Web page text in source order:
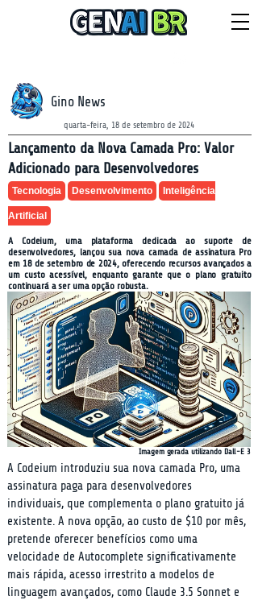
Gino News
quarta-feira, 18 de setembro de 2024
Lançamento da Nova Camada Pro: Valor
Adicionado para Desenvolvedores
Tecnologia Desenvolvimento Inteligência
Artificial
A Codeium, uma plataforma dedicada ao suporte de
desenvolvedores, lançou sua nova camada de assinatura Pro
em 18 de setembro de 2024, oferecendo recursos avançados a
um custo acessível, enquanto garante que o plano gratuito
continuará a ser uma opção robusta.
Imagem gerada utilizando Dall-E 3
A Codeium introduziu sua nova camada Pro, uma
assinatura paga para desenvolvedores
individuais, que complementa o plano gratuito já
existente. A nova opção, ao custo de $10 por mês,
pretende oferecer benefícios como uma
velocidade de Autocomplete significativamente
mais rápida, acesso irrestrito a modelos de
linguagem avançados, como Claude 3.5 Sonnet e